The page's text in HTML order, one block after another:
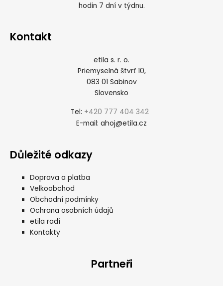
hodin 7 dní v týdnu.
Kontakt
etila s. r. o.
Priemyselná štvrť 10,
083 01 Sabinov
Slovensko
Tel: +420 777 404 342
E-mail: ahoj@etila.cz
Důležité odkazy
Doprava a platba
Velkoobchod
Obchodní podmínky
Ochrana osobních údajů
etila radí
Kontakty
Partneři